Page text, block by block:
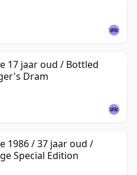
17 jaar oud / Bottled
Dram
1986 / 37 jaar oud /
Special Edition